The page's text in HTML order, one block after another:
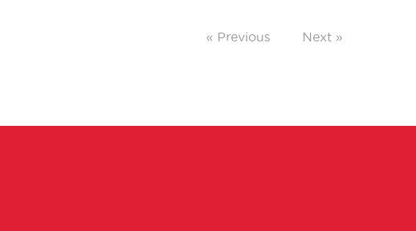
« Previous Next »